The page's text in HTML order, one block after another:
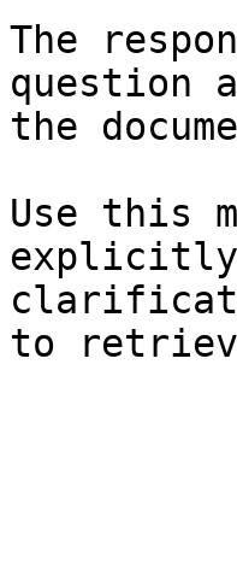
The
question
the
Use this
explicitly